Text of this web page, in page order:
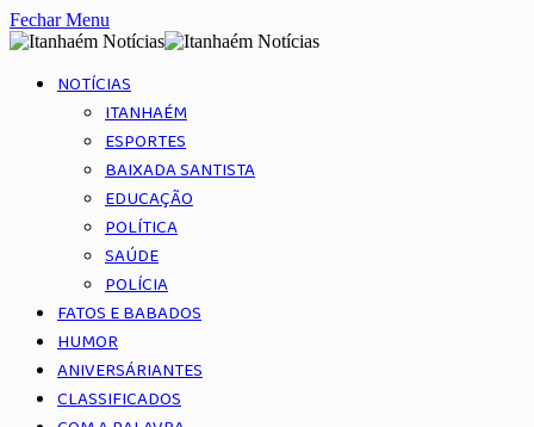
Fechar Menu
NOTÍCIAS
ITANHAÉM
ESPORTES
BAIXADA SANTISTA
EDUCAÇÃO
POLÍTICA
SAÚDE
POLÍCIA
FATOS E BABADOS
HUMOR
ANIVERSÁRIANTES
CLASSIFICADOS